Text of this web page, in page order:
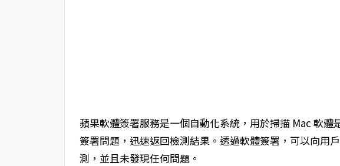
蘋果軟體簽署服務是一個自動化系統，用於掃描 Mac 軟體
簽署問題，迅速返回檢測結果。透過軟體簽署，可以向用
測，並且未發現任何問題。